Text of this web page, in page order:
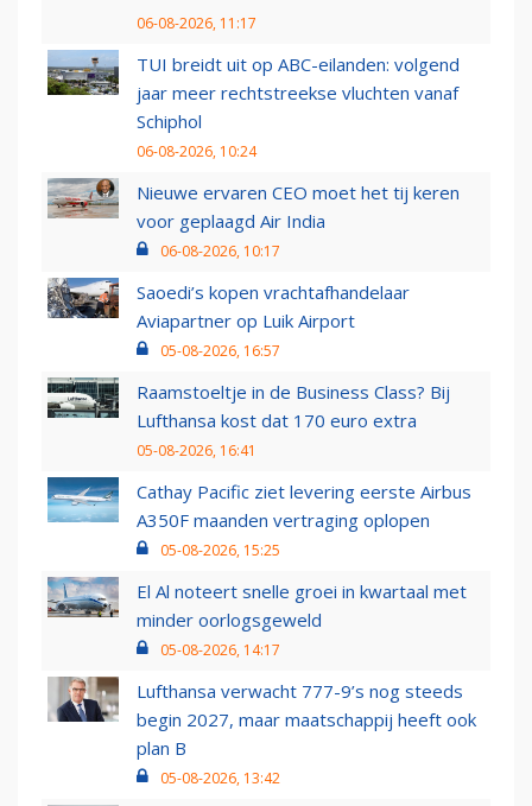
06-08-2026, 11:17
TUI breidt uit op ABC-eilanden: volgend
jaar meer rechtstreekse vluchten vanaf
Schiphol
06-08-2026, 10:24
Nieuwe ervaren CEO moet het tij keren
voor geplaagd Air India
06-08-2026, 10:17
Saoedi’s kopen vrachtafhandelaar
Aviapartner op Luik Airport
05-08-2026, 16:57
Raamstoeltje in de Business Class? Bij
Lufthansa kost dat 170 euro extra
05-08-2026, 16:41
Cathay Pacific ziet levering eerste Airbus
A350F maanden vertraging oplopen
05-08-2026, 15:25
El Al noteert snelle groei in kwartaal met
minder oorlogsgeweld
05-08-2026, 14:17
Lufthansa verwacht 777-9’s nog steeds
begin 2027, maar maatschappij heeft ook
plan B
05-08-2026, 13:42